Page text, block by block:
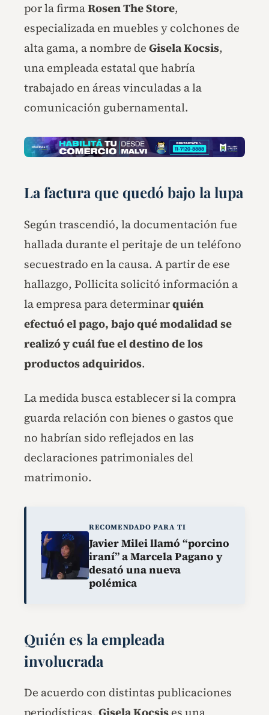
por la firmaRosen The Store,
especializada en muebles y colchones de
alta gama, a nombre de Gisela Kocsis,
una empleada estatal que habría
trabajado en áreas vinculadas a la
comunicación gubernamental.
La factura que quedó bajo la lupa
Según trascendió, la documentación fue
hallada durante el peritaje de un teléfono
secuestrado en la causa. A partir de ese
hallazgo, Pollicita solicitó información a
la empresa para determinarquién
efectuó el pago, bajo qué modalidad se
realizó y cuál fue el destino de los
productos adquiridos.
La medida busca establecer si la compra
guarda relación con bienes o gastos que
no habrían sido reflejados en las
declaraciones patrimoniales del
matrimonio.
RECOMENDADO PARA TI
Javier Milei llamó “porcino
iraní” a Marcela Pagano y
desató una nueva
polémica
Quién es la empleada
involucrada
De acuerdo con distintas publicaciones